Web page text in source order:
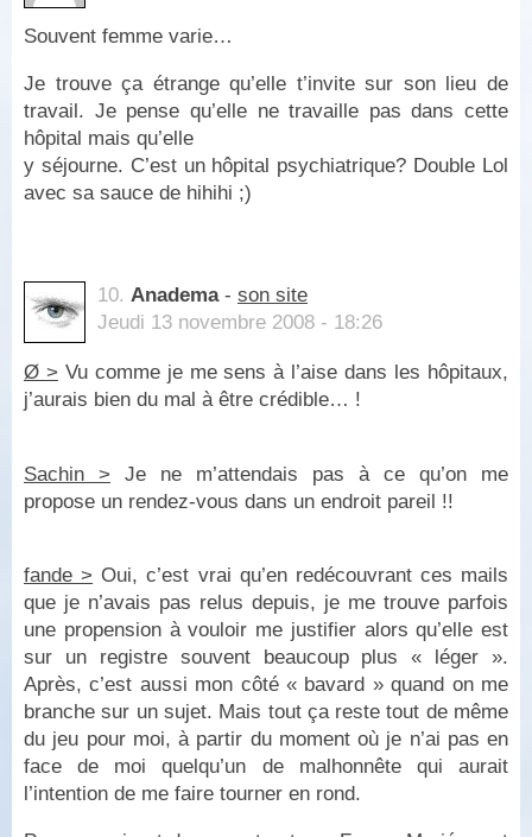
Souvent femme varie…
Je trouve ça étrange qu’elle t’invite sur son lieu de
travail. Je pense qu’elle ne travaille pas dans cette
hôpital mais qu’elle
y séjourne. C’est un hôpital psychiatrique? Double Lol
avec sa sauce de hihihi ;)
10. Anadema- son site
Jeudi 13 novembre 2008 - 18:26
Ø > Vu comme je me sens à l’aise dans les hôpitaux,
j’aurais bien du mal à être crédible… !
Sachin > Je ne m’attendais pas à ce qu’on me
propose un rendez-vous dans un endroit pareil !!
fande > Oui, c’est vrai qu’en redécouvrant ces mails
que je n’avais pas relus depuis, je me trouve parfois
une propension à vouloir me justifier alors qu’elle est
sur un registre souvent beaucoup plus « léger ».
Après, c’est aussi mon côté « bavard » quand on me
branche sur un sujet. Mais tout ça reste tout de même
du jeu pour moi, à partir du moment où je n’ai pas en
face de moi quelqu’un de malhonnête qui aurait
l’intention de me faire tourner en rond.